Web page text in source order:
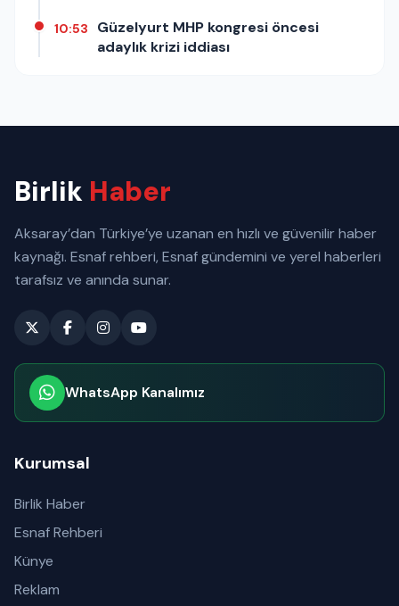
10:53
Güzelyurt MHP kongresi öncesi
adaylık krizi iddiası
Birlik Haber
Aksaray’dan Türkiye’ye uzanan en hızlı ve güvenilir haber
kaynağı. Esnaf rehberi, Esnaf gündemini ve yerel haberleri
tarafsız ve anında sunar.
WhatsApp Kanalımız
Kurumsal
Birlik Haber
Esnaf Rehberi
Künye
Reklam